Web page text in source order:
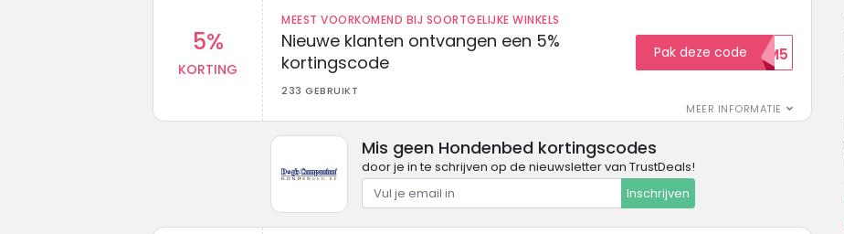
5%
KORTING
MEEST VOORKOMEND BIJ SOORTGELIJKE WINKELS
Nieuwe klanten ontvangen een 5%
kortingscode
233 GEBRUIKT
MEER INFORMATIE
Pak deze codeWELKOM5
Mis geen Hondenbed kortingscodes
door je in te schrijven op de nieuwsletter van TrustDeals!
Inschrijven